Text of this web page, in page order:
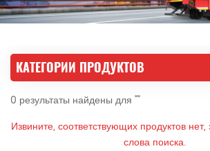
Deutsch
português
العربية
한국의
КАТЕГОРИИ ПРОДУКТОВ
0 результаты найдены для ""
Извините, соответствующих продуктов
слова поиска.